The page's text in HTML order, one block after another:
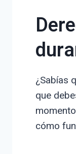
¿Sabías
que
cómo